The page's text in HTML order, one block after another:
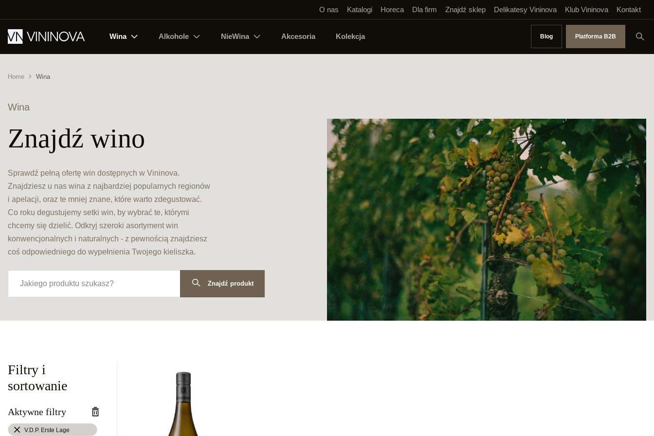
O nas Katalogi Horeca Dla firm Znajdź sklep Delikatesy Vininova Klub Vininova Kontakt
Wina Alkohole NieWina Akcesoria Kolekcja Blog Platforma B2B
Home Wina
Wina
Znajdź wino
Sprawdź pełną ofertę win dostępnych w Vininova.
Znajdziesz u nas wina z najbardziej popularnych regionów
i apelacji, oraz te mniej znane, które warto zdegustować.
Co roku degustujemy setki win, by wybrać te, którymi
chcemy się dzielić. Odkryj szeroki asortyment win
konwencjonalnych i naturalnych - z pewnością znajdziesz
coś odpowiedniego do wypełnienia Twojego kieliszka.
Znajdź produkt
Filtry i
sortowanie
Aktywne filtry
V.D.P. Erste Lage